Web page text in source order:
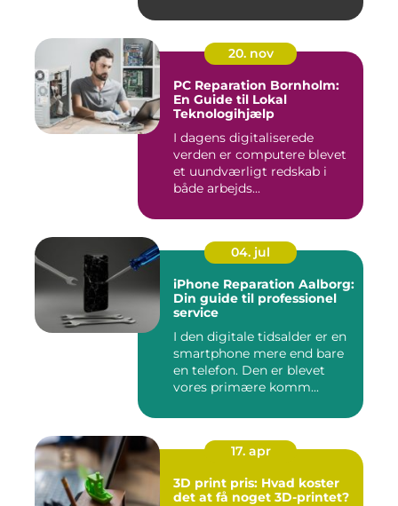
20. nov
PC Reparation Bornholm:
En Guide til Lokal
Teknologihjælp
I dagens digitaliserede
verden er computere blevet
et uundværligt redskab i
både arbejds...
04. jul
iPhone Reparation Aalborg:
Din guide til professionel
service
I den digitale tidsalder er en
smartphone mere end bare
en telefon. Den er blevet
vores primære komm...
17. apr
3D print pris: Hvad koster
det at få noget 3D-printet?